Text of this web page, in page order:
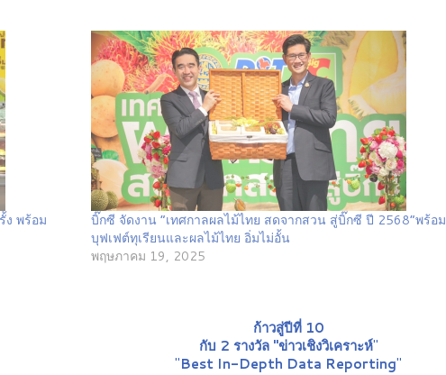
ง พร้อม
บิ๊กซี จัดงาน “เทศกาลผลไม้ไทย สดจากสวน สู่บิ๊กซี ปี 2568”พร้อม
บุฟเฟต์ทุเรียนและผลไม้ไทย อิ่มไม่อั้น
พฤษภาคม 19, 2025
ก้าวสู่ปีที่ 10
กับ 2 รางวัล "ข่าวเชิงวิเคราะห์"
"Best In-Depth Data Reporting"